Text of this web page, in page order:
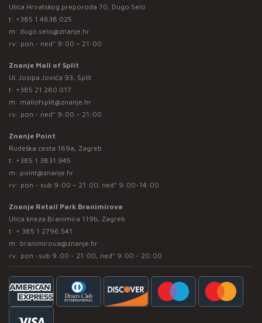
Ulica Hrvatskog preporoda 70, Dugo Selo
t: +385 1 4838 025
m: dugo.selo@znanje.hr
rv: pon - ned* 9:00 – 21:00
Znanje Mall of Split
Ul. Josipa Jovića 93, Split
t: +385 21 280 017
m: mallofsplit@znanje.hr
rv: pon - ned* 9:00 – 21:00
Znanje Point
Rudeška cesta 169a, Zagreb
t: +385 1 3831 945
m: point@znanje.hr
rv: pon - sub 9:00 – 21:00; ned* 9:00-14:00
Znanje Retail Park Branimirova
Ulica kneza Branimira 119b, Zagreb
t: + 385 1 2796 541
m: branimirova@znanje.hr
rv: pon -sub 9:00 - 21:00, ned* 9:00 - 20:00